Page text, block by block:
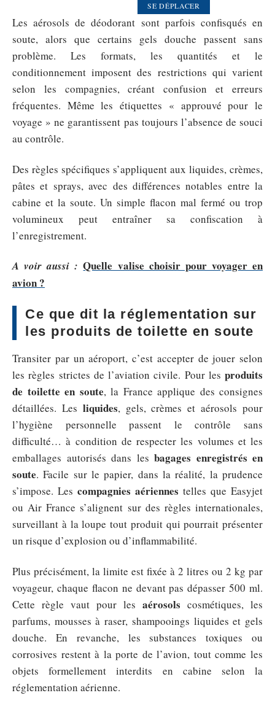
SE DÉPLACER
Les aérosols de déodorant sont parfois confisqués en
soute, alors que certains gels douche passent sans
problème. Les formats, les quantités et le
conditionnement imposent des restrictions qui varient
selon les compagnies, créant confusion et erreurs
fréquentes. Même les étiquettes « approuvé pour le
voyage » ne garantissent pas toujours l’absence de souci
au contrôle.
Des règles spécifiques s’appliquent aux liquides, crèmes,
pâtes et sprays, avec des différences notables entre la
cabine et la soute. Un simple flacon mal fermé ou trop
volumineux peut entraîner sa confiscation à
l’enregistrement.
A voir aussi : Quelle valise choisir pour voyager en
avion ?
Ce que dit la réglementation sur
les produits de toilette en soute
Transiter par un aéroport, c’est accepter de jouer selon
les règles strictes de l’aviation civile. Pour les produits
de toilette en soute, la France applique des consignes
détaillées. Les liquides, gels, crèmes et aérosols pour
l’hygiène personnelle passent le contrôle sans
difficulté… à condition de respecter les volumes et les
emballages autorisés dans les bagages enregistrés en
soute. Facile sur le papier, dans la réalité, la prudence
s’impose. Les compagnies aériennes telles que Easyjet
ou Air France s’alignent sur des règles internationales,
surveillant à la loupe tout produit qui pourrait présenter
un risque d’explosion ou d’inflammabilité.
Plus précisément, la limite est fixée à 2 litres ou 2 kg par
voyageur, chaque flacon ne devant pas dépasser 500 ml.
Cette règle vaut pour les aérosols cosmétiques, les
parfums, mousses à raser, shampooings liquides et gels
douche. En revanche, les substances toxiques ou
corrosives restent à la porte de l’avion, tout comme les
objets formellement interdits en cabine selon la
réglementation aérienne.